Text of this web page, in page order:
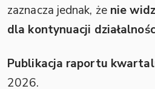
zaznacza jednak, że nie
dla kontynuacji
Publikacja raportu
2026.